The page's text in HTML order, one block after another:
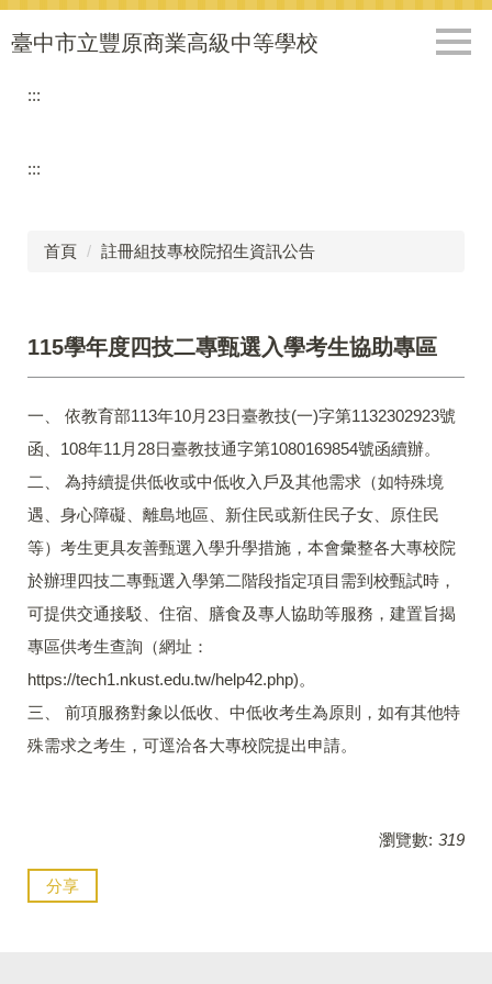
跳
到
臺中市立豐原商業高級中等學校
:::
:::
首頁 註冊組技專校院招生資訊公告
115學年度四技二專甄選入學考生協助專區
一、 依教育部113年10月23日臺教技(一)字第1132302923號
函、108年11月28日臺教技通字第1080169854號函續辦。
二、 為持續提供低收或中低收入戶及其他需求（如特殊境
遇、身心障礙、離島地區、新住民或新住民子女、原住民
等）考生更具友善甄選入學升學措施，本會彙整各大專校院
於辦理四技二專甄選入學第二階段指定項目需到校甄試時，
可提供交通接駁、住宿、膳食及專人協助等服務，建置旨揭
專區供考生查詢（網址：
https://tech1.nkust.edu.tw/help42.php)。
三、 前項服務對象以低收、中低收考生為原則，如有其他特
殊需求之考生，可逕洽各大專校院提出申請。
瀏覽數: 319
分享